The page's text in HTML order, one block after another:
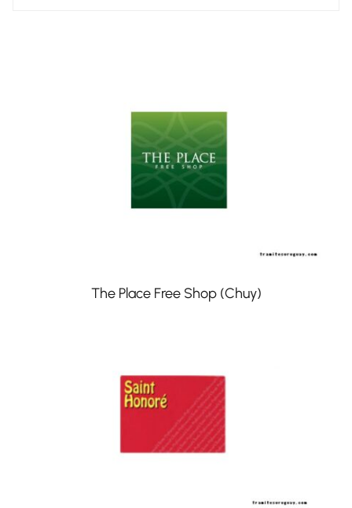
The Place Free Shop (Chuy)